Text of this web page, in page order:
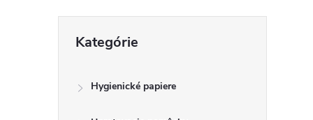
kategórie
Kategórie
Hygienické papiere